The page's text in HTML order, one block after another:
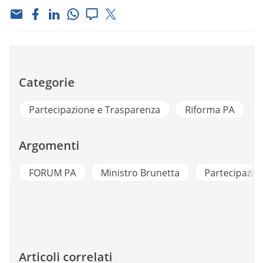
Categorie
Partecipazione e Trasparenza Riforma PA
Argomenti
FORUM PA Ministro Brunetta
Articoli correlati